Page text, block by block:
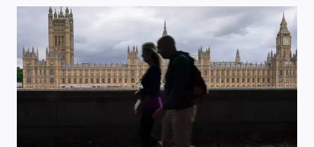
DEUR
OPEN
TE
ZETTEN’
VOOR
AMERIKAANSE
BEDRIJVEN